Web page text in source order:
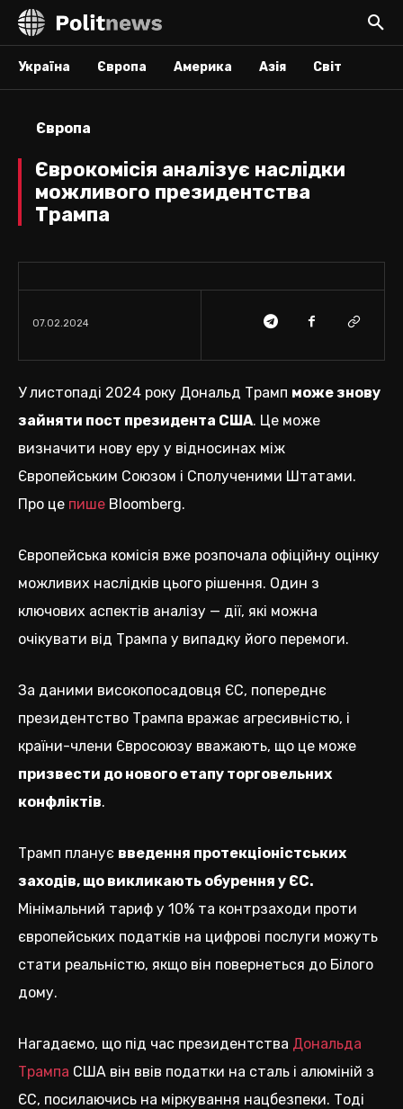
Україна Європа Америка Азія Світ
Європа
Єврокомісія аналізує наслідки
можливого президентства
Трампа
07.02.2024
У листопаді 2024 року Дональд Трамп може знову
зайняти пост президента США. Це може
визначити нову еру у відносинах між
Європейським Союзом і Сполученими Штатами.
Про це пише Bloomberg.
Європейська комісія вже розпочала офіційну оцінку
можливих наслідків цього рішення. Один з
ключових аспектів аналізу — дії, які можна
очікувати від Трампа у випадку його перемоги.
За даними високопосадовця ЄС, попереднє
президентство Трампа вражає агресивністю, і
країни-члени Євросоюзу вважають, що це може
призвести до нового етапу торговельних
конфліктів.
Трамп планує введення протекціоністських
заходів, що викликають обурення у ЄС.
Мінімальний тариф у 10% та контрзаходи проти
європейських податків на цифрові послуги можуть
стати реальністю, якщо він повернеться до Білого
дому.
Нагадаємо, що під час президентства Дональда
Трампа США він ввів податки на сталь і алюміній з
ЄС, посилаючись на міркування нацбезпеки. Тоді